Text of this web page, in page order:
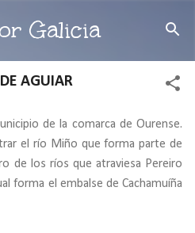
principal
Galicia
AGUIAR
de la comarca de Ourense.
el río Miño que forma parte de
de los ríos que atraviesa Pereiro
forma el embalse de Cachamuíña